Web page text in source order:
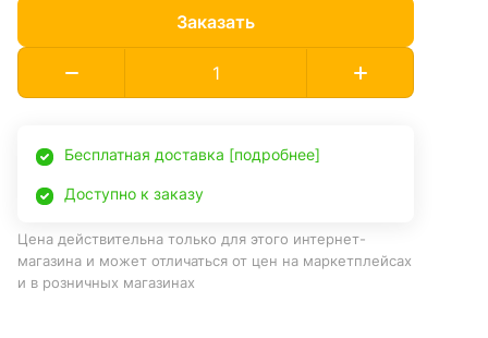
Заказать
Бесплатная доставка [подробнее]
Доступно к заказу
Цена действительна только для этого интернет-
магазина и может отличаться от цен на маркетплейсах
и в розничных магазинах